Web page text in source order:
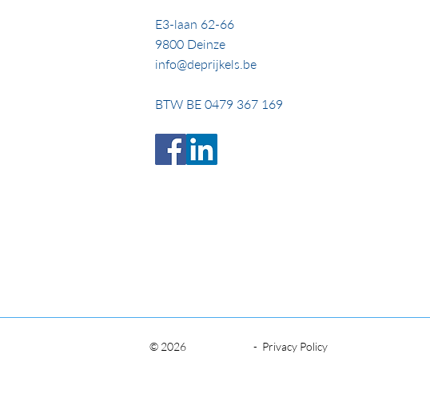
E3-laan 62-66
9800 Deinze
info@deprijkels.be
BTW BE 0479 367 169
© 2026 - Privacy Policy